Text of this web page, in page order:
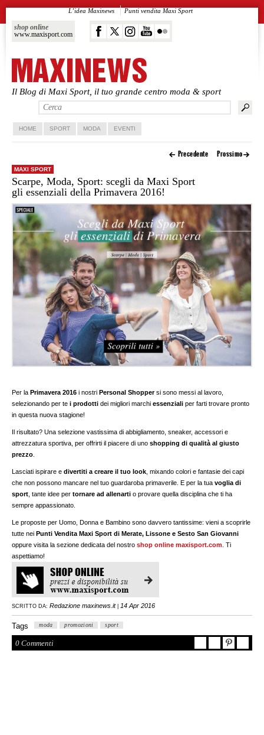
Il Blog di Maxi Sport, il tuo grande centro moda & sport
shop online
www.maxisport.com
L’idea Maxinews Punti vendita Maxi Sport
Vai al contenuto principale
Vai al contenuto secondario
HOME SPORT MODA EVENTI
Precedente Prossimo
MAXI SPORT
Scarpe, Moda, Sport: scegli da Maxi Sport
gli essenziali della Primavera 2016!
Per la Primavera 2016 i nostri Personal Shoppersi sono messi al lavoro,
selezionando per tei prodotti dei migliori marchiessenziali per farti trovare pronto
in questa nuova stagione!
Il risultato? Una selezione vastissima di abbigliamento, sneaker, accessori e
attrezzatura sportiva, per offrirti il piacere di unoshopping di qualità al giusto
prezzo
Lasciati ispirare edivertiti a creare il tuo look , mixando colori e fantasie dei capi
che non possono mancare nel tuo guardaroba primaverile. E per la tuavoglia di
sport , tante idee pertornare ad allenarti o provare quella disciplina che ti ha
sempre appassionato.
Le proposte per Uomo, Donna e Bambino sono davvero tantissime: vieni a scoprirle
tutte nei Punti Vendita Maxi Sport di Merate, Lissone e Sesto San Giovanni
oppure visita la sezione dedicata del nostroshop online maxisport.com . Ti
aspettiamo!
SCRITTO DA: Redazione maxinews.it 14 Apr 2016
Tags moda promozioni sport
0 Commenti